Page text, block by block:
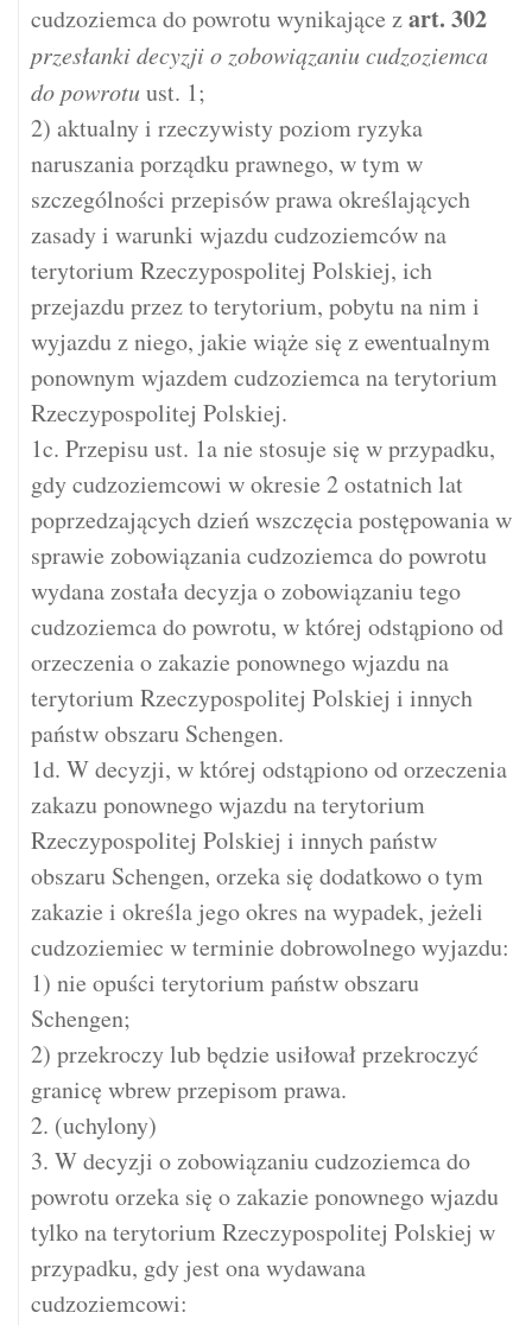
cudzoziemca do powrotu wynikające zart. 302
przesłanki decyzji o zobowiązaniu cudzoziemca
do powrotuust. 1;
2) aktualny i rzeczywisty poziom ryzyka
naruszania porządku prawnego, w tym w
szczególności przepisów prawa określających
zasady i warunki wjazdu cudzoziemców na
terytorium Rzeczypospolitej Polskiej, ich
przejazdu przez to terytorium, pobytu na nim i
wyjazdu z niego, jakie wiąże się z ewentualnym
ponownym wjazdem cudzoziemca na terytorium
Rzeczypospolitej Polskiej.
1c. Przepisu ust. 1a nie stosuje się w przypadku,
gdy cudzoziemcowi w okresie 2 ostatnich lat
poprzedzających dzień wszczęcia postępowania w
sprawie zobowiązania cudzoziemca do powrotu
wydana została decyzja o zobowiązaniu tego
cudzoziemca do powrotu, w której odstąpiono od
orzeczenia o zakazie ponownego wjazdu na
terytorium Rzeczypospolitej Polskiej i innych
państw obszaru Schengen.
1d. W decyzji, w której odstąpiono od orzeczenia
zakazu ponownego wjazdu na terytorium
Rzeczypospolitej Polskiej i innych państw
obszaru Schengen, orzeka się dodatkowo o tym
zakazie i określa jego okres na wypadek, jeżeli
cudzoziemiec w terminie dobrowolnego wyjazdu:
1) nie opuści terytorium państw obszaru
Schengen;
2) przekroczy lub będzie usiłował przekroczyć
granicę wbrew przepisom prawa.
2. (uchylony)
3. W decyzji o zobowiązaniu cudzoziemca do
powrotu orzeka się o zakazie ponownego wjazdu
tylko na terytorium Rzeczypospolitej Polskiej w
przypadku, gdy jest ona wydawana
cudzoziemcowi: